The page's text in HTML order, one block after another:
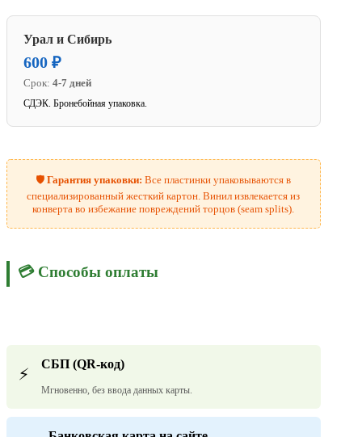
Урал и Сибирь
600 ₽
Срок: 4-7 дней
СДЭК. Бронебойная упаковка.
🛡️Гарантия упаковки: Все пластинки упаковываются в
специализированный жесткий картон. Винил извлекается из
конверта во избежание повреждений торцов (seam splits).
💳 Способы оплаты
⚡
СБП (QR-код)
Мгновенно, без ввода данных карты.